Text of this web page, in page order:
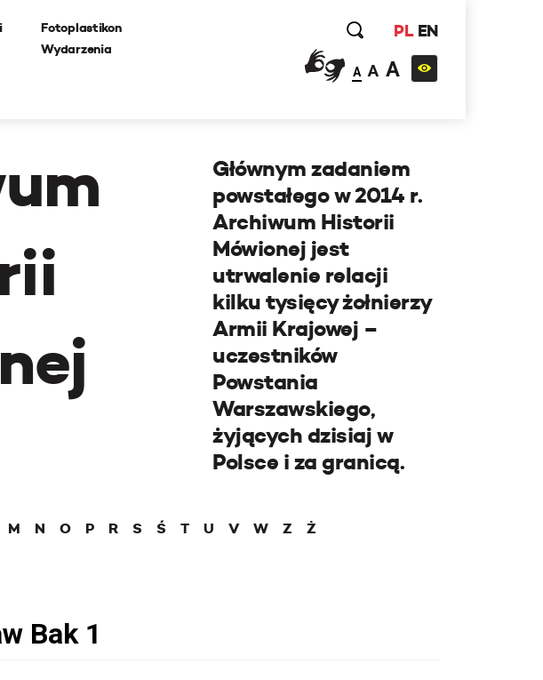
Fotoplastikon
Wydarzenia
PL EN
A A A
Głównym zadaniem
powstałego w 2014 r.
Archiwum Historii
Mówionej jest
utrwalenie relacji
kilku tysięcy żołnierzy
Armii Krajowej –
uczestników
Powstania
Warszawskiego,
żyjących dzisiaj w
Polsce i za granicą.
M N O P R S Ś T U V W Z
Ż